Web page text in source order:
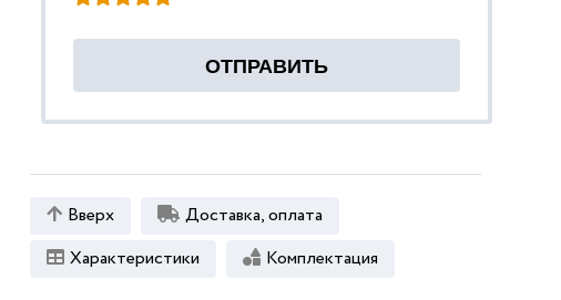
Вверх
Доставка, оплата
Характеристики
Комплектация